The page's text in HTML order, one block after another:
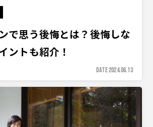
で思う後悔とは？後悔しな
ントも紹介！
DATE 2024.06.13